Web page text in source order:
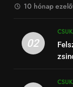
10 hónap
02